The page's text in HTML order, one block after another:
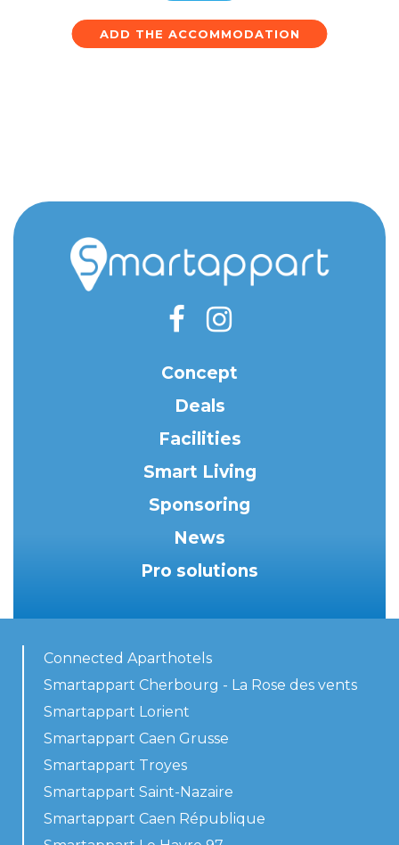
ADD THE ACCOMMODATION
Concept
Deals
Facilities
Smart Living
Sponsoring
News
Pro solutions
Connected Aparthotels
Smartappart Cherbourg - La Rose des vents
Smartappart Lorient
Smartappart Caen Grusse
Smartappart Troyes
Smartappart Saint-Nazaire
Smartappart Caen République